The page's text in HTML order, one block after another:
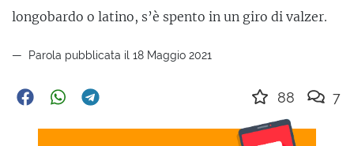
longobardo o latino, s’è spento in un giro di valzer.
Parola pubblicata il 18 Maggio 2021
88 7